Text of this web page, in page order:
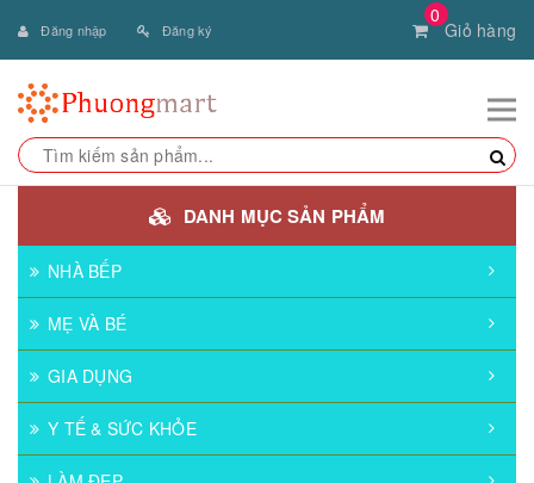
0
Giỏ hàng
Đăng nhập Đăng ký
DANH MỤC SẢN PHẨM
NHÀ BẾP
MẸ VÀ BÉ
GIA DỤNG
Y TẾ & SỨC KHỎE